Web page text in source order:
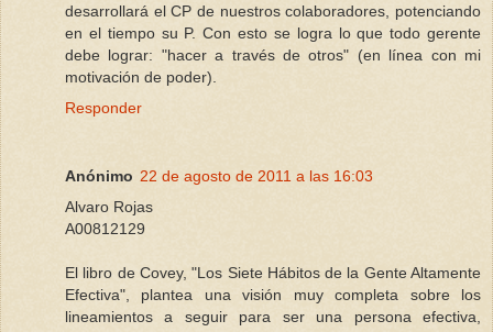
desarrollará el CP de nuestros colaboradores, potenciando
en el tiempo su P. Con esto se logra lo que todo gerente
debe lograr: "hacer a través de otros" (en línea con mi
motivación de poder).
Responder
Anónimo 22 de agosto de 2011 a las 16:03
Alvaro Rojas
A00812129
El libro de Covey, "Los Siete Hábitos de la Gente Altamente
Efectiva", plantea una visión muy completa sobre los
lineamientos a seguir para ser una persona efectiva,